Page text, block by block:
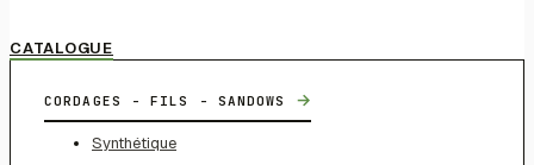
CATALOGUE
CORDAGES - FILS - SANDOWS →
Synthétique